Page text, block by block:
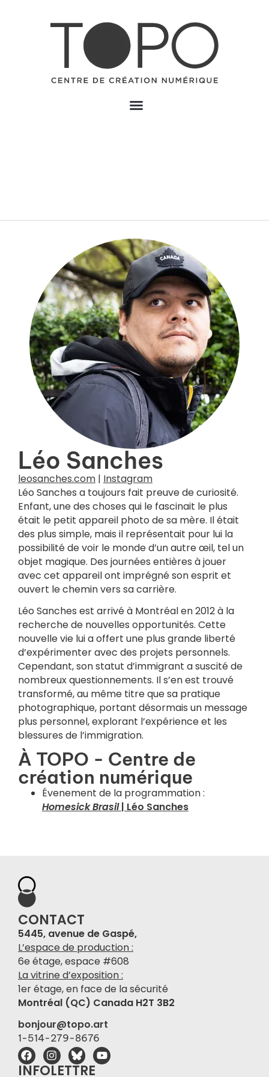
Léo Sanches
leosanches.com | Instagram
Léo Sanches a toujours fait preuve de curiosité.
Enfant, une des choses qui le fascinait le plus
était le petit appareil photo de sa mère. Il était
des plus simple, mais il représentait pour lui la
possibilité de voir le monde d’un autre œil, tel un
objet magique. Des journées entières à jouer
avec cet appareil ont imprégné son esprit et
ouvert le chemin vers sa carrière.
Léo Sanches est arrivé à Montréal en 2012 à la
recherche de nouvelles opportunités. Cette
nouvelle vie lui a offert une plus grande liberté
d’expérimenter avec des projets personnels.
Cependant, son statut d’immigrant a suscité de
nombreux questionnements. Il s’en est trouvé
transformé, au même titre que sa pratique
photographique, portant désormais un message
plus personnel, explorant l’expérience et les
blessures de l’immigration.
À TOPO - Centre de
création numérique
Évenement de la programmation :
Homesick Brasil| Léo Sanches
CONTACT
5445, avenue de Gaspé,
L’espace de production :
6e étage, espace #608
La vitrine d’exposition :
1er étage, en face de la sécurité
Montréal (QC) Canada H2T 3B2
bonjour@topo.art
1-514-279-8676
INFOLETTRE